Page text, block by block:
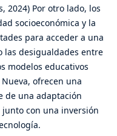
2024) Por otro lado, los
socioeconómica y la
para acceder a una
las desigualdades entre
modelos educativos
ofrecen una
de una adaptación
con una inversión